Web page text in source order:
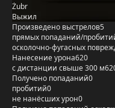
Żubr
Выжил
Произведено выстрелов5
прямых попаданий/
осколочно-фугасных
Нанесение урона620
с дистанции свыше 300 м
Получено попаданий0
пробитий0
не нанёсших урон0